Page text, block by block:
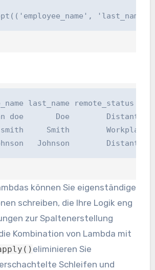
last_name remote_status
doe       Doe        Distant
Smith
Johnson        Distant
können Sie eigenständige
schreiben, die Ihre Logik eng
zur Spaltenerstellung
Kombination von Lambda mit
eliminieren Sie
Schleifen und